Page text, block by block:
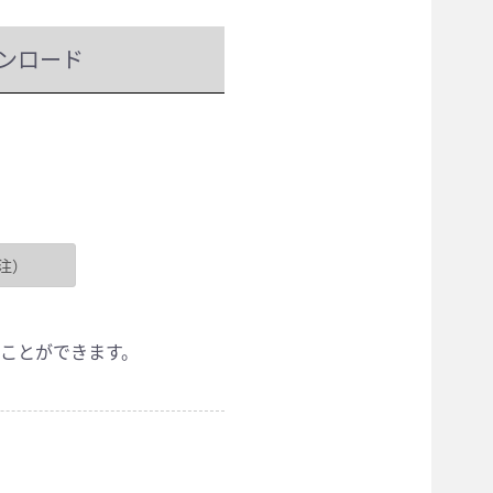
ロード
ができます。